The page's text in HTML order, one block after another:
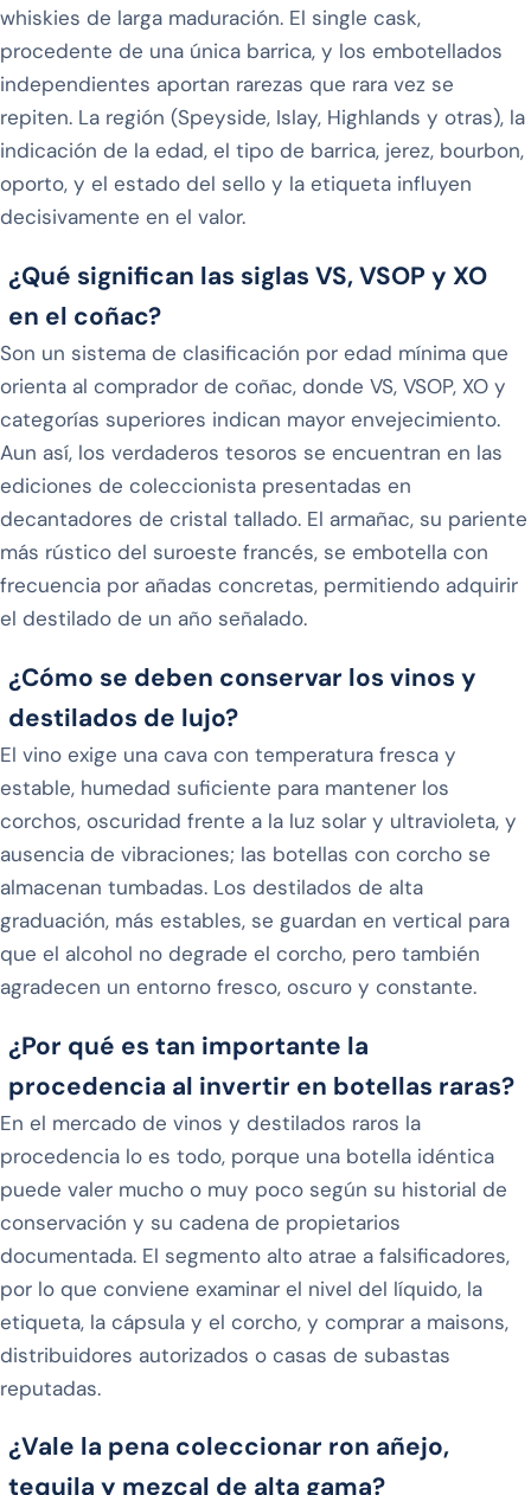
whiskies de larga maduración. El single cask,
procedente de una única barrica, y los embotellados
independientes aportan rarezas que rara vez se
repiten. La región (Speyside, Islay, Highlands y otras), la
indicación de la edad, el tipo de barrica, jerez, bourbon,
oporto, y el estado del sello y la etiqueta influyen
decisivamente en el valor.
¿Qué significan las siglas VS, VSOP y XO
en el coñac?
Son un sistema de clasificación por edad mínima que
orienta al comprador de coñac, donde VS, VSOP, XO y
categorías superiores indican mayor envejecimiento.
Aun así, los verdaderos tesoros se encuentran en las
ediciones de coleccionista presentadas en
decantadores de cristal tallado. El armañac, su pariente
más rústico del suroeste francés, se embotella con
frecuencia por añadas concretas, permitiendo adquirir
el destilado de un año señalado.
¿Cómo se deben conservar los vinos y
destilados de lujo?
El vino exige una cava con temperatura fresca y
estable, humedad suficiente para mantener los
corchos, oscuridad frente a la luz solar y ultravioleta, y
ausencia de vibraciones; las botellas con corcho se
almacenan tumbadas. Los destilados de alta
graduación, más estables, se guardan en vertical para
que el alcohol no degrade el corcho, pero también
agradecen un entorno fresco, oscuro y constante.
¿Por qué es tan importante la
procedencia al invertir en botellas raras?
En el mercado de vinos y destilados raros la
procedencia lo es todo, porque una botella idéntica
puede valer mucho o muy poco según su historial de
conservación y su cadena de propietarios
documentada. El segmento alto atrae a falsificadores,
por lo que conviene examinar el nivel del líquido, la
etiqueta, la cápsula y el corcho, y comprar a maisons,
distribuidores autorizados o casas de subastas
reputadas.
¿Vale la pena coleccionar ron añejo,
tequila y mezcal de alta gama?